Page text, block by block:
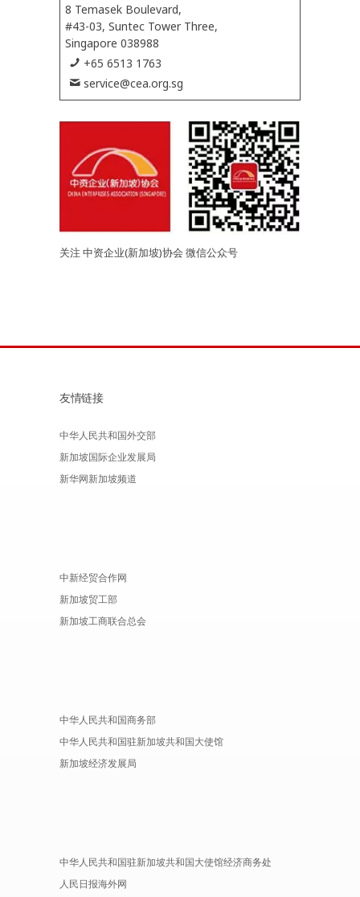
8 Temasek Boulevard,
#43-03, Suntec Tower Three,
Singapore 038988
+65 6513 1763
service@cea.org.sg
关注 中资企业(新加坡)协会 微信公众号
友情链接
中华人民共和国外交部
新加坡国际企业发展局
新华网新加坡频道
中新经贸合作网
新加坡贸工部
新加坡工商联合总会
中华人民共和国商务部
中华人民共和国驻新加坡共和国大使馆
新加坡经济发展局
中华人民共和国驻新加坡共和国大使馆经济商务处
人民日报海外网